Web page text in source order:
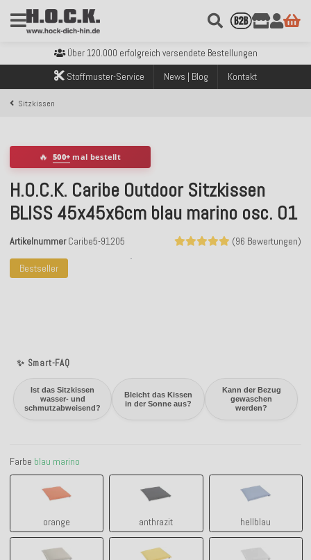
Über 120.000 erfolgreich versendete Bestellungen
Sicher bezahlen mit Klarna, PayPal & Amazon Pay
Kostenloser Versand innerhalb Deutschlands ab 99€ Bestellwert
Über 120.000 erfolgreich versendete Bestellungen
Stoffmuster-Service News | Blog Kontakt
Sitzkissen
Bestseller
✨ Smart-FAQ
Ist das Sitzkissen
wasser- und
schmutzabweisend?
Bleicht das Kissen
in der Sonne aus?
Kann der Bezug
gewaschen
werden?
🔥 500+ mal bestellt
H.O.C.K. Caribe Outdoor Sitzkissen
BLISS 45x45x6cm blau marino osc. 01
(96 Bewertungen)
Artikelnummer Caribe5-91205
Farbe blau marino
orange anthrazit hellblau
yellow limon